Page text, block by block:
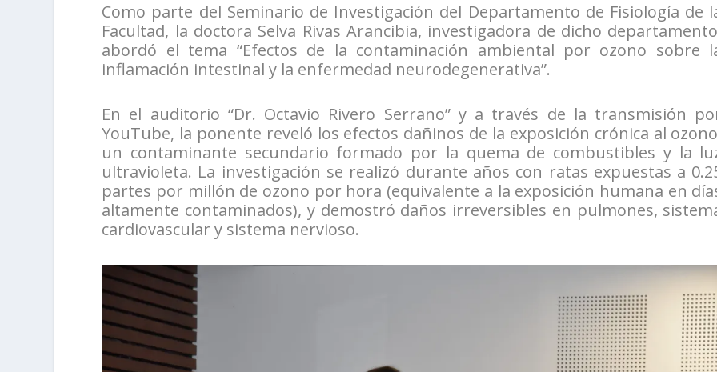
Como parte del Seminario de Investigación del Departamento de Fisiología de
Facultad, la doctora Selva Rivas Arancibia, investigadora de dicho
abordó el tema “Efectos de la contaminación ambiental por ozono sobre
inflamación intestinal y la enfermedad neurodegenerativa”.
En el auditorio “Dr. Octavio Rivero Serrano” y a través de la transmisión
YouTube, la ponente reveló los efectos dañinos de la exposición crónica al
un contaminante secundario formado por la quema de combustibles y la
ultravioleta. La investigación se realizó durante años con ratas expuestas a
partes por millón de ozono por hora (equivalente a la exposición humana en
altamente contaminados), y demostró daños irreversibles en pulmones,
cardiovascular y sistema nervioso.